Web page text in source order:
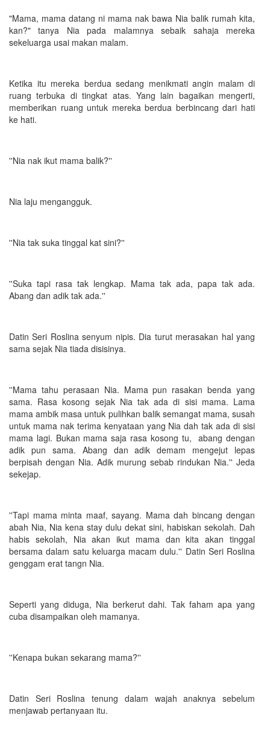
"Mama, mama datang ni mama nak bawa Nia balik rumah kita,
kan?" tanya Nia pada malamnya sebaik sahaja mereka
sekeluarga usai makan malam.
Ketika itu mereka berdua sedang menikmati angin malam di
ruang terbuka di tingkat atas. Yang lain bagaikan mengerti,
memberikan ruang untuk mereka berdua berbincang dari hati
ke hati.
''Nia nak ikut mama balik?''
Nia laju mengangguk.
''Nia tak suka tinggal kat sini?''
''Suka tapi rasa tak lengkap. Mama tak ada, papa tak ada.
Abang dan adik tak ada.''
Datin Seri Roslina senyum nipis. Dia turut merasakan hal yang
sama sejak Nia tiada disisinya.
''Mama tahu perasaan Nia. Mama pun rasakan benda yang
sama. Rasa kosong sejak Nia tak ada di sisi mama. Lama
mama ambik masa untuk pulihkan balik semangat mama, susah
untuk mama nak terima kenyataan yang Nia dah tak ada di sisi
mama lagi. Bukan mama saja rasa kosong tu, abang dengan
adik pun sama. Abang dan adik demam mengejut lepas
berpisah dengan Nia. Adik murung sebab rindukan Nia.'' Jeda
sekejap.
''Tapi mama minta maaf, sayang. Mama dah bincang dengan
abah Nia, Nia kena stay dulu dekat sini, habiskan sekolah. Dah
habis sekolah, Nia akan ikut mama dan kita akan tinggal
bersama dalam satu keluarga macam dulu.'' Datin Seri Roslina
genggam erat tangn Nia.
Seperti yang diduga, Nia berkerut dahi. Tak faham apa yang
cuba disampaikan oleh mamanya.
''Kenapa bukan sekarang mama?''
Datin Seri Roslina tenung dalam wajah anaknya sebelum
menjawab pertanyaan itu.